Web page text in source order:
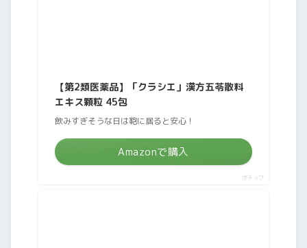
【第2類医薬品】「クラシエ」漢方五苓散料
エキス顆粒 45包
飲みすぎそうな日は鞄に居ると安心！
Amazonで購入
ポチップ